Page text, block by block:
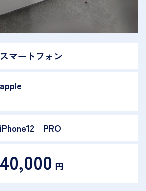
スマートフォン
apple
iPhone12 PRO
40,000 円